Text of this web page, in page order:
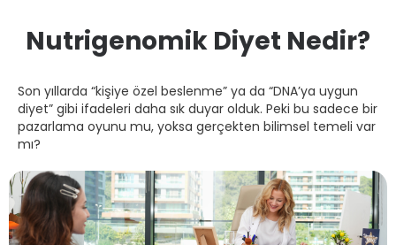
Nutrigenomik Diyet Nedir?
Son yıllarda “kişiye özel beslenme” ya da “DNA’ya uygun
diyet” gibi ifadeleri daha sık duyar olduk. Peki bu sadece bir
pazarlama oyunu mu, yoksa gerçekten bilimsel temeli var
mı?